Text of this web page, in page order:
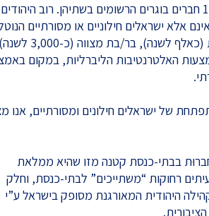
אולם התנועות מדווחות רק על 12,000 חברים בוגרים הרשומים בשתיהן. רוב היהודים
אלא ישראלים חילוניים או מסורתיים
בפולחנים וטקסים יהודיים כגון חתונות (כאלף לשנה), בר/בת
האלטרנטיבות הליברליות, במקום
של ישראלים חילונים ומסורתיים, אנו
בבתי-כנסת קטנה מזו שהיא ממלאת
רחוקות “משתייכים” לבתי-כנסת, וחלק
היהודית המאורגנת מסופק בישראל ע”י